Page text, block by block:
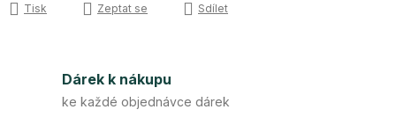
Tisk Zeptat se Sdílet
Dárek k nákupu
ke každé objednávce dárek